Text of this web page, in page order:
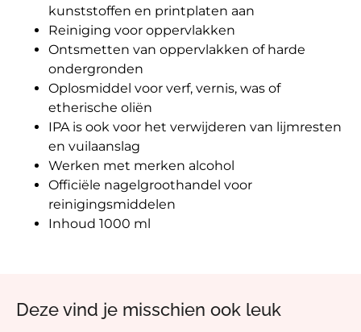
kunststoffen en printplaten aan
Reiniging voor oppervlakken
Ontsmetten van oppervlakken of harde
ondergronden
Oplosmiddel voor verf, vernis, was of
etherische oliën
IPA is ook voor het verwijderen van lijmresten
en vuilaanslag
Werken met merken alcohol
Officiële nagelgroothandel voor
reinigingsmiddelen
Inhoud 1000 ml
Deze vind je misschien ook leuk